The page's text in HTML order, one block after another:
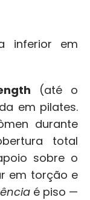
inferior em
(até o
em pilates.
durante
total
sobre o
em torção e
é piso —